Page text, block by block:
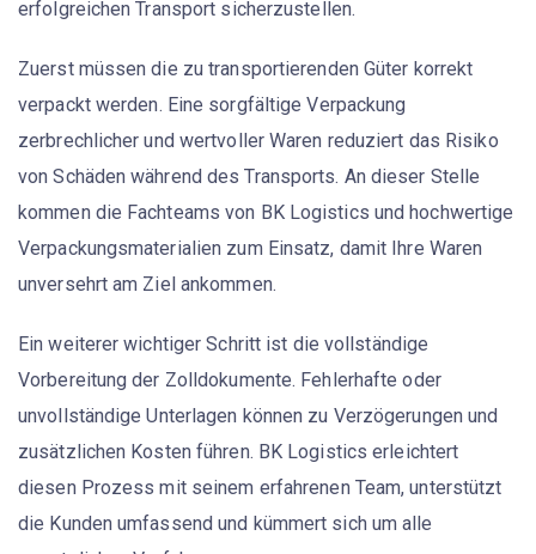
erfolgreichen Transport sicherzustellen.
Zuerst müssen die zu transportierenden Güter korrekt
verpacktwerden. Eine sorgfältige Verpackung
zerbrechlicher und wertvoller Waren reduziert das Risiko
von Schäden während des Transports. An dieser Stelle
kommen die Fachteams von BK Logistics und hochwertige
Verpackungsmaterialien zum Einsatz, damit Ihre Waren
unversehrt am Ziel ankommen.
Ein weiterer wichtiger Schritt ist die vollständige
Vorbereitung der Zolldokumente. Fehlerhafte oder
unvollständige Unterlagen können zu Verzögerungen und
zusätzlichen Kosten führen. BK Logistics erleichtert
diesen Prozess mit seinem erfahrenen Team, unterstützt
die Kunden umfassend und kümmert sich um alle